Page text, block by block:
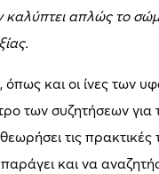
καλύπτει απλώς το
και οι ίνες των
των συζητήσεων
τις πρακτικές
και να